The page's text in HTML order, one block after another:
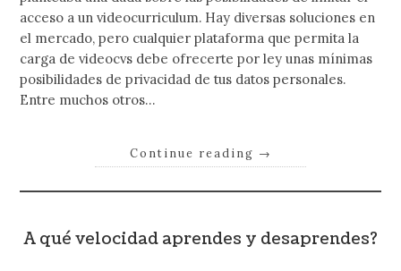
acceso a un videocurriculum. Hay diversas soluciones en
el mercado, pero cualquier plataforma que permita la
carga de videocvs debe ofrecerte por ley unas mínimas
posibilidades de privacidad de tus datos personales.
Entre muchos otros…
Continue reading →
A qué velocidad aprendes y desaprendes?